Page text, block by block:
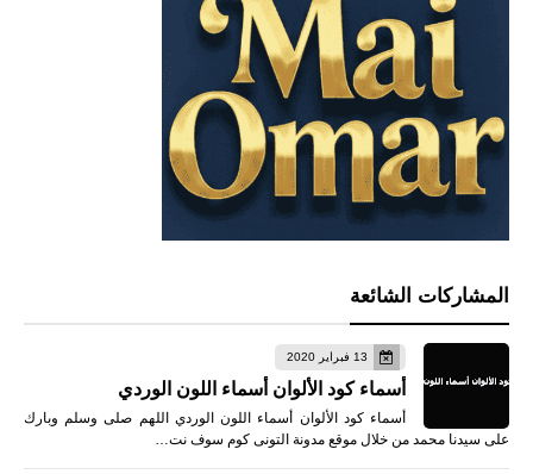
المشاركات الشائعة
13 فبراير 2020
أسماء كود الألوان أسماء اللون الوردي
أسماء كود الألوان أسماء اللون الوردي اللهم صلى وسلم وبارك
على سيدنا محمد من خلال موقع مدونة التونى كوم سوف نت…